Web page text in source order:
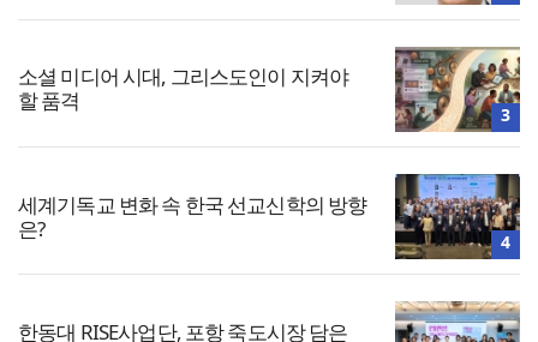
소셜 미디어 시대, 그리스도인이 지켜야
할 품격
3
세계기독교 변화 속 한국 선교신학의 방향
은?
4
한동대 RISE사업단, 포항 죽도시장 담은